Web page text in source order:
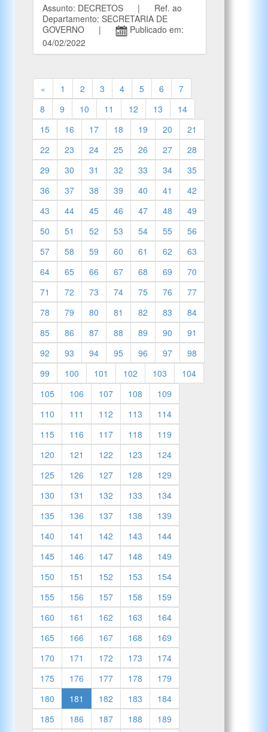
Assunto: DECRETOS | Ref. ao
Departamento: SECRETARIA DE
GOVERNO |
Publicado em:
04/02/2022
« 1 2 3 4 5 6
7
8
9 10 11 12 13
14
15
16 17 18 19 20
21
22
23 24 25 26 27
28
29
30 31 32 33 34
35
36
37 38 39 40 41
42
43
44 45 46 47 48
49
50
51 52 53 54 55
56
57
58 59 60 61 62
63
64
65 66 67 68 69
70
71
72 73 74 75 76
77
78
79 80 81 82 83
84
85
86 87 88 89 90
91
92
93 94 95 96 97
98
99
100 101 102 103
104
105
106 107 108
109
110
111 112 113
114
115
116 117 118
119
120
121 122 123
124
125
126 127 128
129
130
131 132 133
134
135
136 137 138
139
140
141 142 143
144
145
146 147 148
149
150
151 152 153
154
155
156 157 158
159
160
161 162 163
164
165
166 167 168
169
170
171 172 173
174
175
176 177 178
179
180
181 182 183
184
185
186 187 188
189